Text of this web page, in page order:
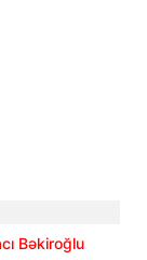
Bəkiroğlu